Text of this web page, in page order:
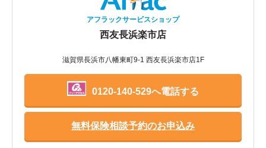
アフラックサービスショップ
西友長浜楽市店
滋賀県長浜市八幡東町9-1 西友長浜楽市店1F
0120-140-529へ電話する
無料保険相談予約のお申込み